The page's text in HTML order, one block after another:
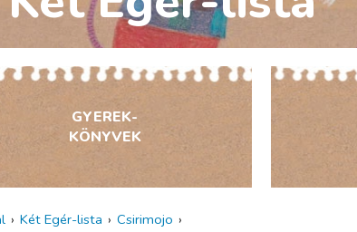
GYEREK­
KÖNYVEK
› Két Egér-lista › Csirimojo ›